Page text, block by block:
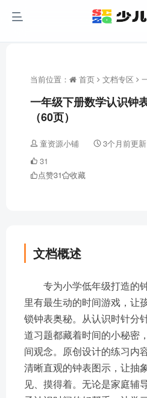
当前位置： 首页 文档专区
一年级下册数学认识钟
（60页）
童资源小铺 3个月前更新
31
点赞31 收藏
文档概述
专为小学低年级打造的
里有最生动的时间游戏，让
锁钟表奥秘。从认识时针分
道习题都藏着时间的小秘密
间观念。原创设计的练习内
清晰直观的钟表图示，让抽
见、摸得着。无论是家庭辅